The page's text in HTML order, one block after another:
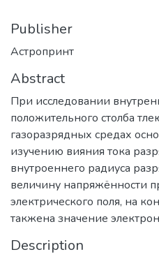
Publisher
Астропринт
Abstract
При исследовании
положительного столба
газоразрядных средах
изучению вияния тока
внутроеннего радиуса
величину напряжённости
электрического поля, на
такжена значение
Description